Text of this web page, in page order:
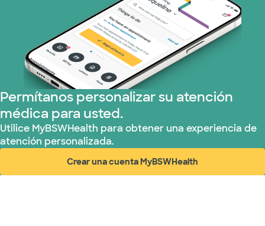
Tricare (3 planes)
TriWest HealthCare (1 planes)
United HealthCare (31 planes)
Permítanos personalizar su atención
médica para usted.
Utilice MyBSWHealth para obtener una experiencia de
atención personalizada.
Crear una cuenta MyBSWHealth
(abre en ventana nueva)